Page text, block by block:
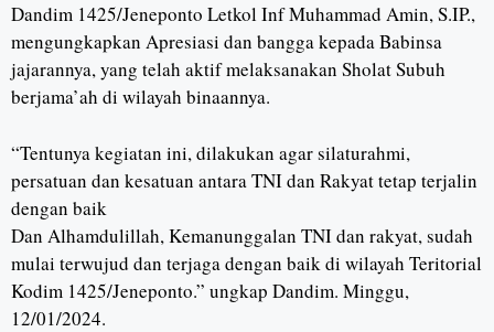
Dandim 1425/Jeneponto Letkol Inf Muhammad Amin, S.IP.,
mengungkapkan Apresiasi dan bangga kepada Babinsa
jajarannya, yang telah aktif melaksanakan Sholat Subuh
berjama’ah di wilayah binaannya.
“Tentunya kegiatan ini, dilakukan agar silaturahmi,
persatuan dan kesatuan antara TNI dan Rakyat tetap terjalin
dengan baik
Dan Alhamdulillah, Kemanunggalan TNI dan rakyat, sudah
mulai terwujud dan terjaga dengan baik di wilayah Teritorial
Kodim 1425/Jeneponto.” ungkap Dandim. Minggu,
12/01/2024.